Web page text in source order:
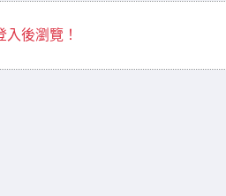
入後瀏覽！